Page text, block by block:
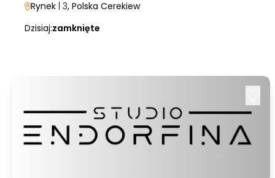
Rynek | 3, Polska Cerekiew
Dzisiaj:zamknięte